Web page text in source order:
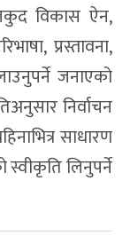
विकास ऐन,
प्रस्तावना,
जनाएको
निर्वाचन
साधारण
स्वीकृति लिनुपर्ने